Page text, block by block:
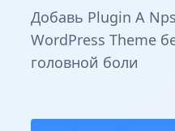
Добавь Plugin A
WordPress Theme
головной боли